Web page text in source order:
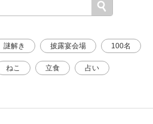
謎解き 披露宴会場 100名
ねこ 立食 占い